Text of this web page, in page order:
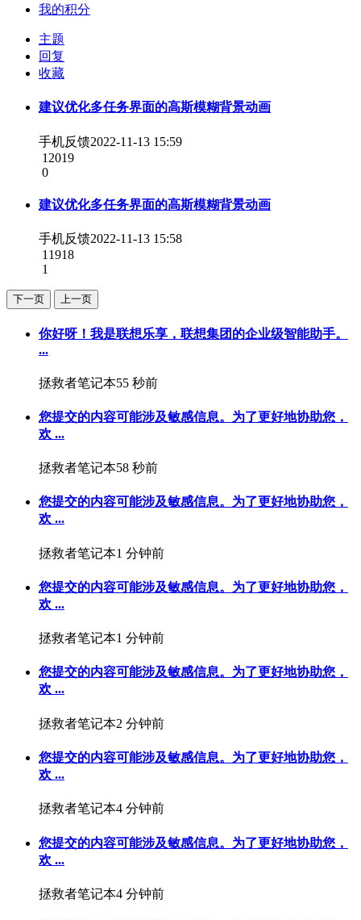
我的积分
主题
回复
收藏
建议优化多任务界面的高斯模糊背景动画
手机反馈2022-11-13 15:59
12019
0
建议优化多任务界面的高斯模糊背景动画
手机反馈2022-11-13 15:58
11918
1
下一页 上一页
你好呀！我是联想乐享，联想集团的企业级智能助手。
...
拯救者笔记本55 秒前
您提交的内容可能涉及敏感信息。为了更好地协助您，
欢 ...
拯救者笔记本58 秒前
您提交的内容可能涉及敏感信息。为了更好地协助您，
欢 ...
拯救者笔记本1 分钟前
您提交的内容可能涉及敏感信息。为了更好地协助您，
欢 ...
拯救者笔记本1 分钟前
您提交的内容可能涉及敏感信息。为了更好地协助您，
欢 ...
拯救者笔记本2 分钟前
您提交的内容可能涉及敏感信息。为了更好地协助您，
欢 ...
拯救者笔记本4 分钟前
您提交的内容可能涉及敏感信息。为了更好地协助您，
欢 ...
拯救者笔记本4 分钟前